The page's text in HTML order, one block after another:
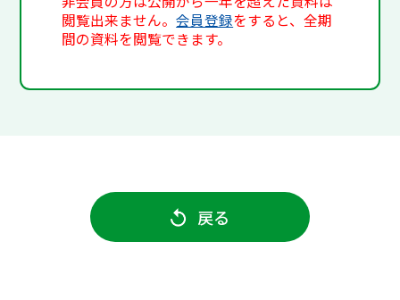
閲覧出来ません。会員登録をすると、全期
間の資料を閲覧できます。
戻る